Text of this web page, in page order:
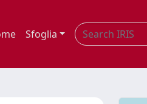
Sfoglia